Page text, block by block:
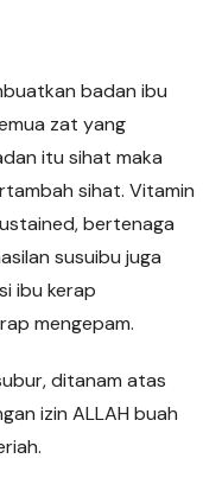
badan ibu
zat yang
itu sihat maka
sihat. Vitamin
bertenaga
susuibu juga
ibu kerap
mengepam.
ditanam atas
izin ALLAH buah